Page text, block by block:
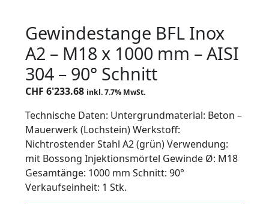
Gewindestange BFL Inox
A2 – M18 x 1000 mm – AISI
304 – 90° Schnitt
CHF 6'233.68 inkl. 7.7% MwSt.
Technische Daten: Untergrundmaterial: Beton –
Mauerwerk (Lochstein) Werkstoff:
Nichtrostender Stahl A2 (grün) Verwendung:
mit Bossong Injektionsmörtel Gewinde Ø: M18
Gesamtänge: 1000 mm Schnitt: 90°
Verkaufseinheit: 1 Stk.